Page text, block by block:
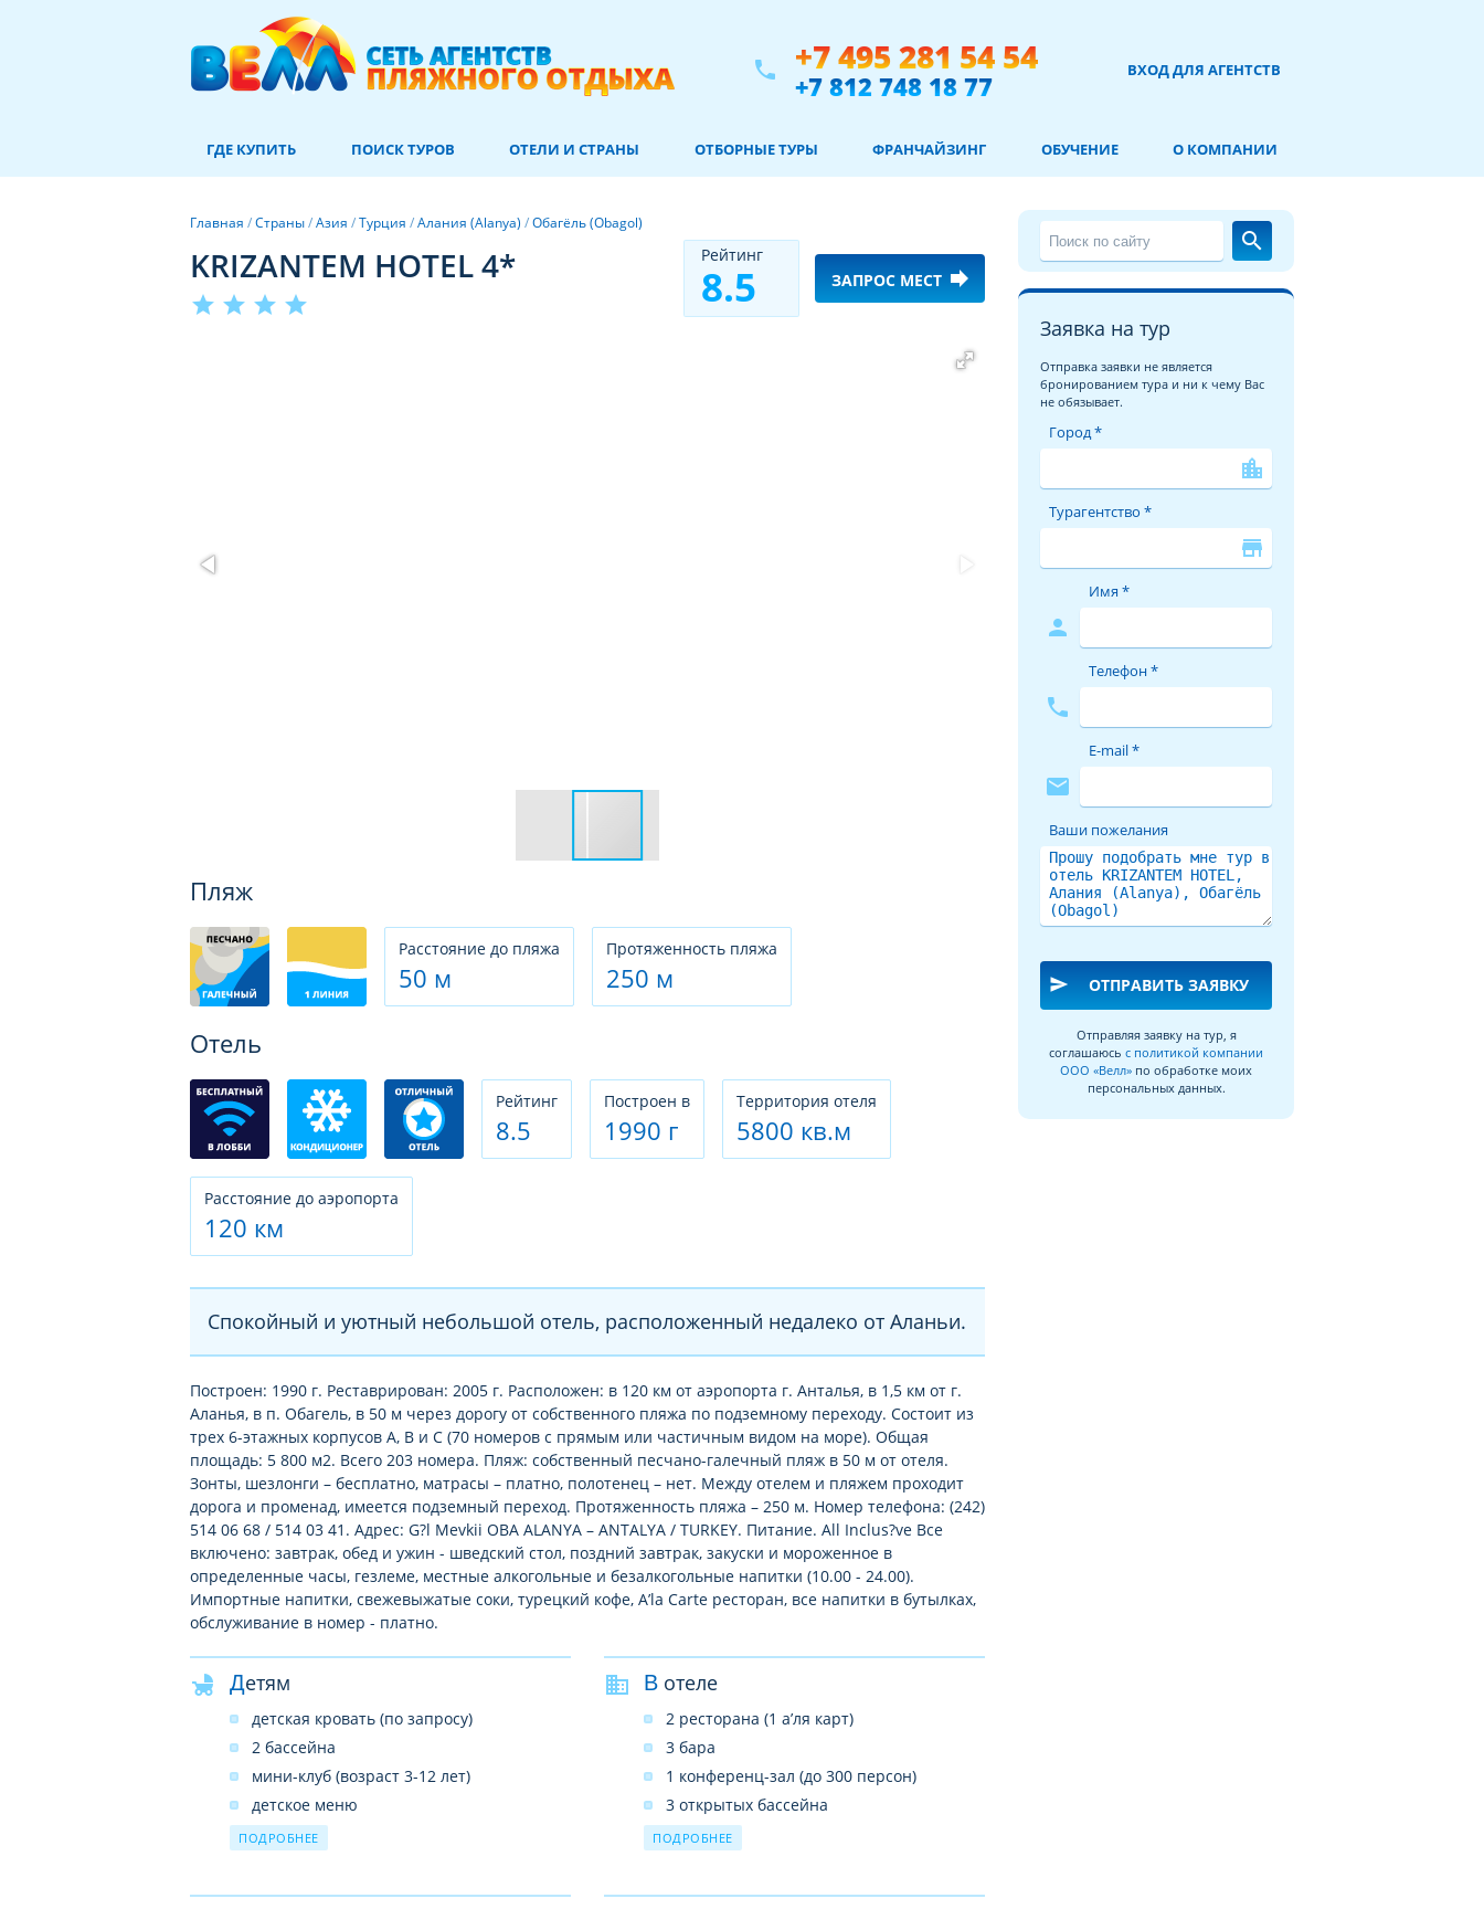
phone +7 495 281 54 54
+7 812 748 18 77 ВХОД ДЛЯ АГЕНТСТВ
ГДЕ КУПИТЬ ПОИСК ТУРОВ ОТЕЛИ И СТРАНЫ ОТБОРНЫЕ ТУРЫ ФРАНЧАЙЗИНГ ОБУЧЕНИЕ О КОМПАНИИ
Главная /Страны/Азия /Турция /Алания (Alanya) /Обагёль (Obagol)
KRIZANTEM HOTEL 4*
star star star star
Рeйтинг
8.5 ЗАПРОС МЕСТ forward
Пляж
Расстояние до пляжа
50 м
Протяженность пляжа
250 м
Отель
Рeйтинг
8.5
Построен в
1990 г
Территория отеля
5800 кв.м
Расстояние до аэропорта
120 км
Спокойный и уютный небольшой отель, расположенный недалеко от Аланьи.
Построен: 1990 г. Реставрирован: 2005 г. Расположен: в 120 км от аэропорта г. Анталья, в 1,5 км от г.
Аланья, в п. Обагель, в 50 м через дорогу от собственного пляжа по подземному переходу. Состоит из
трех 6-этажных корпусов А, В и С (70 номеров с прямым или частичным видом на море). Общая
площадь: 5 800 м2. Всего 203 номера. Пляж: собственный песчано-галечный пляж в 50 м от отеля.
Зонты, шезлонги – бесплатно, матрасы – платно, полотенец – нет. Между отелем и пляжем проходит
дорога и променад, имеется подземный переход. Протяженность пляжа – 250 м. Номер телефона: (242)
514 06 68 / 514 03 41. Адрес: G?l Mevkii OBA ALANYA – ANTALYA / TURKEY. Питание. All Inclus?ve Все
включено: завтрак, обед и ужин - шведский стол, поздний завтрак, закуски и мороженное в
определенные часы, гезлеме, местные алкогольные и безалкогольные напитки (10.00 - 24.00).
Импортные напитки, свежевыжатые соки, турецкий кофе, A’la Carte ресторан, все напитки в бутылках,
обслуживание в номер - платно.
Детям
детская кровать (по запросу)
2 бассейна
мини-клуб (возраст 3-12 лет)
детское меню
в ресторане – детское кресло
развлекательные программы
ПОДРОБНЕЕ
В отеле
2 ресторана (1 а’ля карт)
3 бара
1 конференц-зал (до 300 персон)
3 открытых бассейна
1 водная горка
прачечная
ПОДРОБНЕЕ
search
Заявка на тур
Отправка заявки не является
бронированием тура и ни к чему Вас
не обязывает.
Город *
location_city
Турагентство *
store
person
Имя *
phone
Телефон *
mail
E-mail *
Ваши пожелания
send ОТПРАВИТЬ ЗАЯВКУ
Отправляя заявку на тур, я
соглашаюсь с политикой компании
ООО «Велл» по обработке моих
персональных данных.